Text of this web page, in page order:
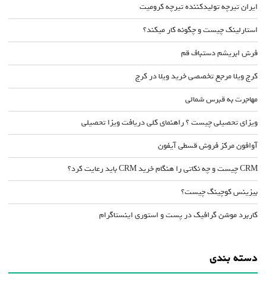
ایران تیرچه تولیدکننده تیرچه کرومیت
استارلینک چیست و چگونه کار میکند؟
فرش ابریشم دستباف قم
کرج ویلا مرجع تخصصی خرید ویلا در کرج
مهاجرت به قبرس شمالی
ویزای تحصیلی چیست ؟ راهنمای کلی دریافت ویزا تحصیلی
آوافون مرکز فروش قسطی آیفون
CRM چیست و چه نکاتی را هنگام خرید CRM باید رعایت کرد؟
بیزینس کوچینگ چیست؟
کاربرد موشن گرافیک در پست و استوری اینستاگرام
دسته بندی